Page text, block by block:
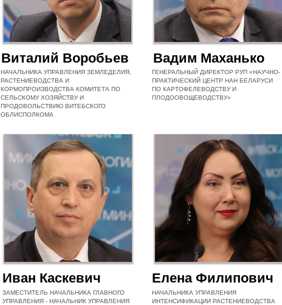
Виталий Воробьев
НАЧАЛЬНИКА УПРАВЛЕНИЯ ЗЕМЛЕДЕЛИЯ,
РАСТЕНИЕВОДСТВА И
КОРМОПРОИЗВОДСТВА КОМИТЕТА ПО
СЕЛЬСКОМУ ХОЗЯЙСТВУ И
ПРОДОВОЛЬСТВИЮ ВИТЕБСКОГО
ОБЛИСПОЛКОМА
Вадим Маханько
ГЕНЕРАЛЬНЫЙ ДИРЕКТОР РУП «НАУЧНО-
ПРАКТИЧЕСКИЙ ЦЕНТР НАН БЕЛАРУСИ
ПО КАРТОФЕЛЕВОДСТВУ И
ПЛОДООВОЩЕВОДСТВУ»
Елена Филипович
НАЧАЛЬНИКА УПРАВЛЕНИЯ
ИНТЕНСИФИКАЦИИ РАСТЕНИЕВОДСТВА
Иван Каскевич
ЗАМЕСТИТЕЛЬ НАЧАЛЬНИКА ГЛАВНОГО
УПРАВЛЕНИЯ - НАЧАЛЬНИК УПРАВЛЕНИЯ